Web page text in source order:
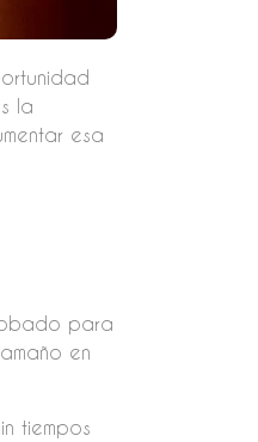
la
esa
para
en
tiempos